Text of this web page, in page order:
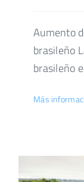
Aumento
brasileño
brasileño
Más